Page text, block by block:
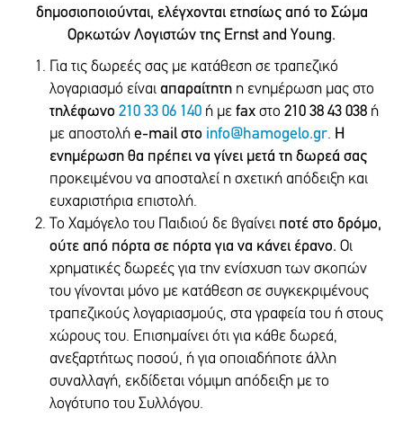
δημοσιοποιούνται, ελέγχονται ετησίως από το Σώμα
Ορκωτών Λογιστών της Ernst and Young.
Για τις δωρεές σας με κατάθεση σε τραπεζικό
λογαριασμό είναι απαραίτητη η ενημέρωση μας στο
τηλέφωνο 210 33 06 140 ή με fax στο 210 38 43 038 ή
με αποστολή e-mail στο info@hamogelo.gr. Η
ενημέρωση θα πρέπει να γίνει μετά τη δωρεά σας
προκειμένου να αποσταλεί η σχετική απόδειξη και
ευχαριστήρια επιστολή.
Το Χαμόγελο του Παιδιού δε βγαίνει ποτέ στο δρόμο,
ούτε από πόρτα σε πόρτα για να κάνει έρανο. Οι
χρηματικές δωρεές για την ενίσχυση των σκοπών
του γίνονται μόνο με κατάθεση σε συγκεκριμένους
τραπεζικούς λογαριασμούς, στα γραφεία του ή στους
χώρους του. Επισημαίνει ότι για κάθε δωρεά,
ανεξαρτήτως ποσού, ή για οποιαδήποτε άλλη
συναλλαγή, εκδίδεται νόμιμη απόδειξη με το
λογότυπο του Συλλόγου.